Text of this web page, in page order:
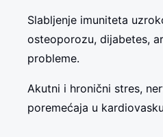
Slabljenje imuniteta
osteoporozu, dijabetes,
probleme.
Akutni i hronični stres,
poremećaja u